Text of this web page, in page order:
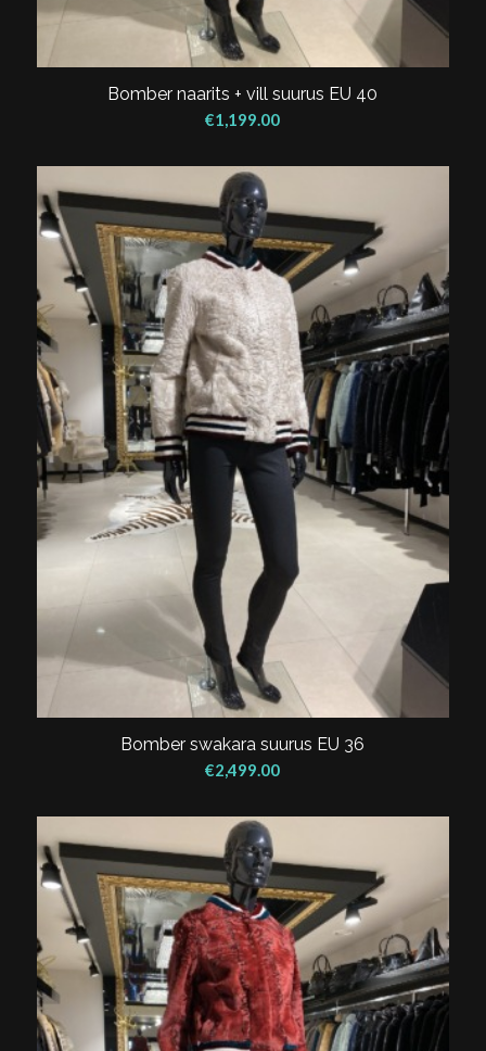
Bomber naarits + vill suurus EU 40
€1,199.00
Bomber swakara suurus EU 36
€2,499.00